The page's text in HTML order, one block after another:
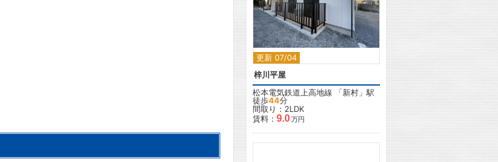
更新 07/04
梓川平屋
松本電気鉄道上高地線 「新村 」駅
徒歩44分
間取り：2LDK
賃料： 9.0万円